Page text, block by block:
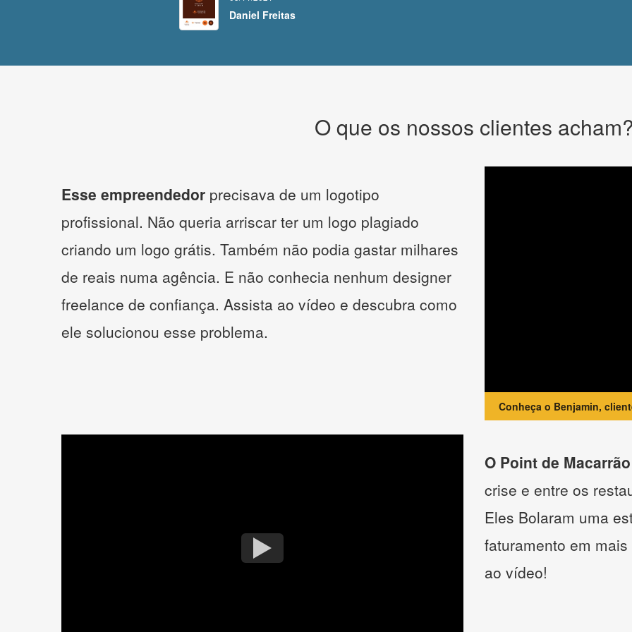
Daniel Freitas
O que os nossos clientes
Esse empreendedor precisava de um logotipo
profissional. Não queria arriscar ter um logo plagiado
criando um logo grátis. Também não podia gastar milhares
de reais numa agência. E não conhecia nenhum designer
freelance de confiança. Assista ao vídeo e descubra como
ele solucionou esse problema.
Conheça o Benjamin,
O Point de Macarrão
crise e entre os
Eles Bolaram uma
faturamento em
ao vídeo!